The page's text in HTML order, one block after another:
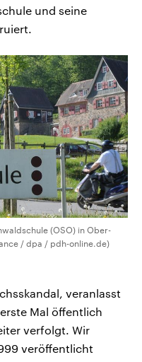
und seine
(OSO) in Ober-
/ dpa / pdh-online.de)
veranlasst
Mal öffentlich
verfolgt. Wir
veröffentlicht